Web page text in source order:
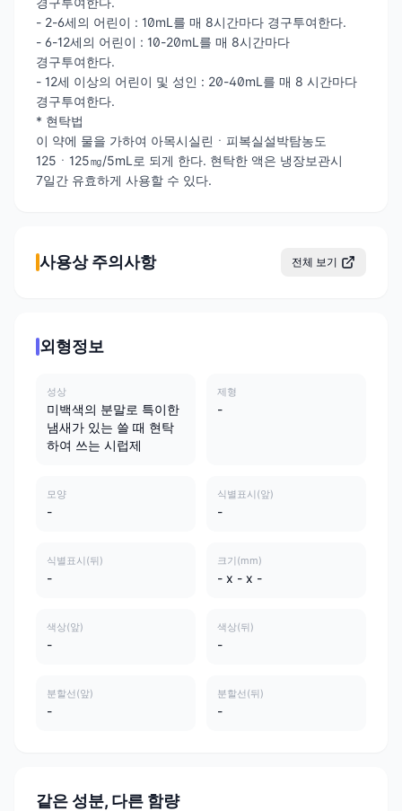
- 2-6세의 어린이 : 10mL를 매 8시간마다 경구투여한다.
- 6-12세의 어린이 : 10-20mL를 매 8시간마다
경구투여한다.
- 12세 이상의 어린이 및 성인 : 20-40mL를 매 8 시간마다
경구투여한다.
* 현탁법
이 약에 물을 가하여 아목시실린ㆍ피복실설박탐농도
125ㆍ125㎎/5mL로 되게 한다. 현탁한 액은 냉장보관시
7일간 유효하게 사용할 수 있다.
사용상 주의사항 전체 보기
외형정보
성상
미백색의 분말로 특이한
냄새가 있는 쓸 때 현탁
하여 쓰는 시럽제
제형
-
모양
-
식별표시(앞)
-
식별표시(뒤)
-
크기(mm)
- x - x -
색상(앞)
-
색상(뒤)
-
분할선(앞)
-
분할선(뒤)
-
같은 성분, 다른 함량